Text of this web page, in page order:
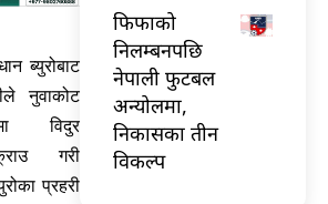
ब्युरोबाट
नुवाकोट
विदुर
गरी
प्रहरी
फिफाको
निलम्बनपछि
नेपाली फुटबल
अन्योलमा,
निकासका तीन
विकल्प